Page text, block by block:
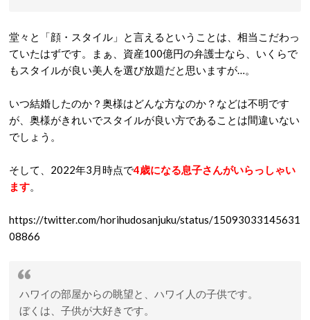
堂々と「顔・スタイル」と言えるということは、相当こだわっ
ていたはずです。まぁ、資産100億円の弁護士なら、いくらで
もスタイルが良い美人を選び放題だと思いますが…。
いつ結婚したのか？奥様はどんな方なのか？などは不明です
が、奥様がきれいでスタイルが良い方であることは間違いない
でしょう。
そして、2022年3月時点で4歳になる息子さんがいらっしゃい
ます。
https://twitter.com/horihudosanjuku/status/15093033145631
08866
ハワイの部屋からの眺望と、ハワイ人の子供です。
ぼくは、子供が大好きです。